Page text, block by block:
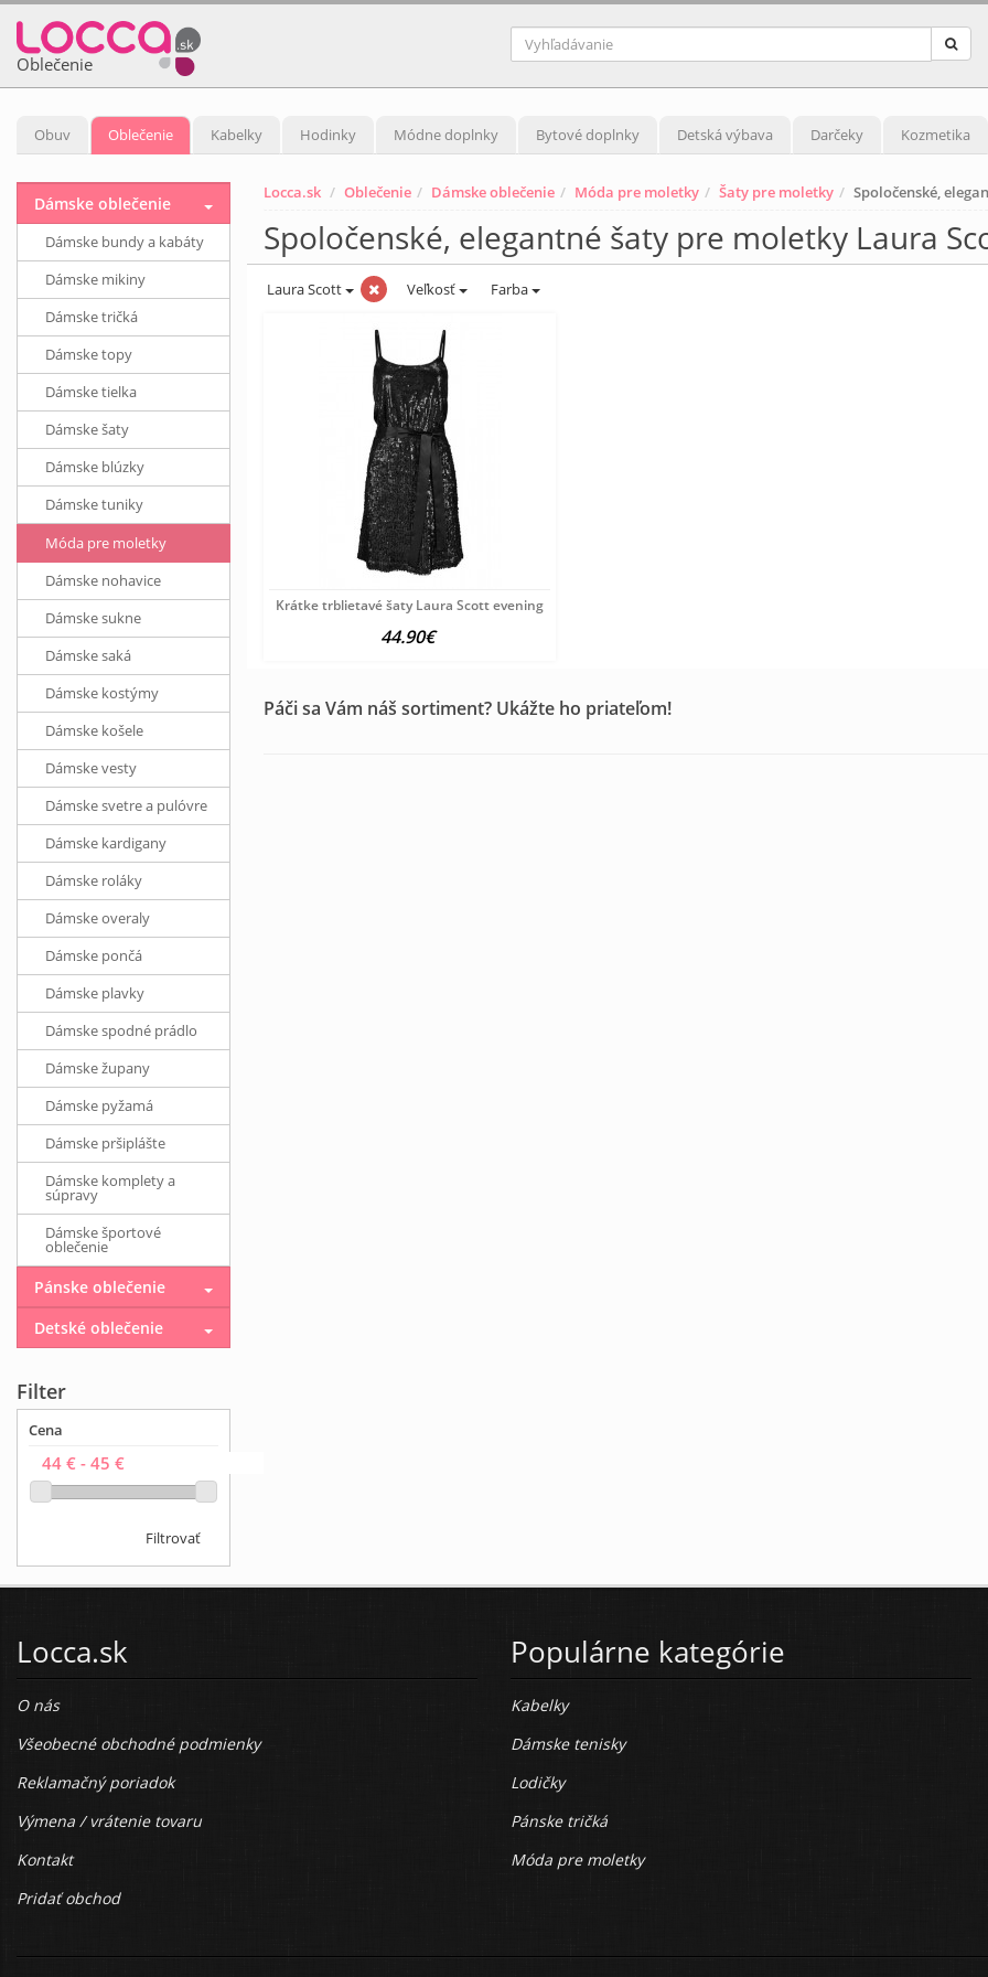
Oblečenie
Obuv Oblečenie Kabelky Hodinky Módne doplnky Bytové doplnky Detská výbava Darčeky Kozmetika
Locca.sk Oblečenie Dámske oblečenie Móda pre moletky Šaty pre moletky Spoločenské,
Spoločenské, elegantné šaty pre moletky Laura
Laura Scott Veľkosť Farba
Krátke trblietavé šaty Laura Scott evening
44.90€
Páči sa Vám náš sortiment? Ukážte ho priateľom!
Dámske oblečenie
Dámske bundy a kabáty
Dámske mikiny
Dámske tričká
Dámske topy
Dámske tielka
Dámske šaty
Dámske blúzky
Dámske tuniky
Móda pre moletky
Dámske nohavice
Dámske sukne
Dámske saká
Dámske kostýmy
Dámske košele
Dámske vesty
Dámske svetre a pulóvre
Dámske kardigany
Dámske roláky
Dámske overaly
Dámske pončá
Dámske plavky
Dámske spodné prádlo
Dámske župany
Dámske pyžamá
Dámske pršiplášte
Dámske komplety a
súpravy
Dámske športové
oblečenie
Pánske oblečenie
Detské oblečenie
Filter
Cena
Filtrovať
Locca.sk
O nás
Všeobecné obchodné podmienky
Reklamačný poriadok
Výmena / vrátenie tovaru
Kontakt
Pridať obchod
Populárne kategórie
Kabelky
Dámske tenisky
Lodičky
Pánske tričká
Móda pre moletky